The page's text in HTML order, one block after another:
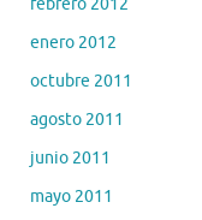
febrero 2012
enero 2012
octubre 2011
agosto 2011
junio 2011
mayo 2011